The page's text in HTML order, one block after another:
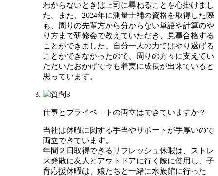
わからないときは上司に尋ねることを心掛けまし
た。また、2024年に測量士補の資格を取得した際
も、周りの先輩方から分からない単語や計算のや
り方まで研修会で教えていただき、見事合格する
ことができました。自分一人の力ではやり遂げる
ことができなかったので、周りの方々に支えてい
ただいたおかげで今も着実に成長が出来ていると
思っています。
仕事とプライベートの両立はできていますか？
当社は休暇に関する手当やサポートが手厚いので
両立できています。
年間２日取得できるリフレッシュ休暇は、ストレ
ス発散に友人とアウトドアに行く際に使用し、子
育応援休暇は、娘たちと一緒に水族館に行った